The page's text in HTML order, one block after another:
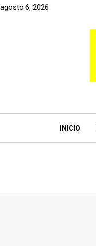
agosto 6, 2026
INICIO